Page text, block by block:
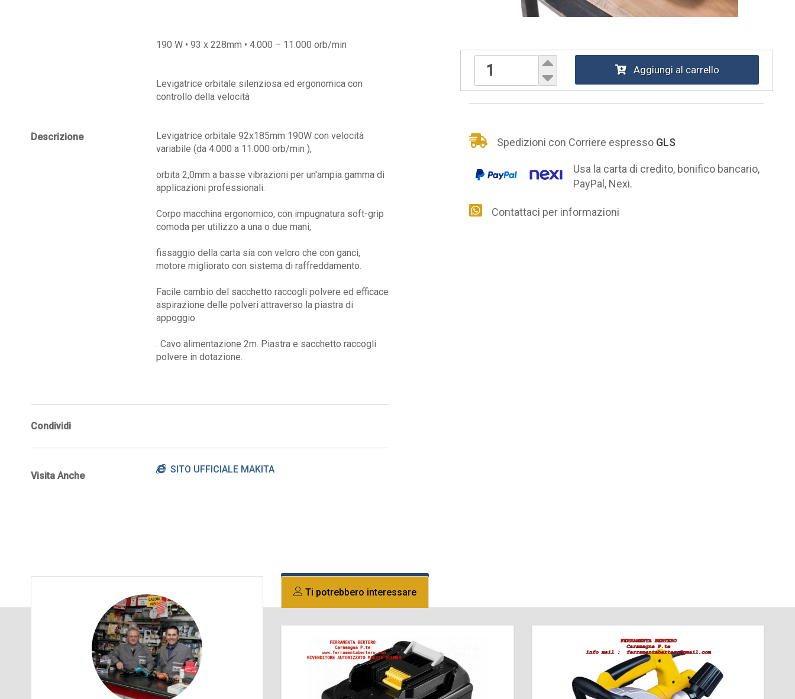
Descrizione
190 W • 93 x 228mm • 4.000 – 11.000 orb/min
Levigatrice orbitale silenziosa ed ergonomica con
controllo della velocità
Levigatrice orbitale 92x185mm 190W con velocità
variabile (da 4.000 a 11.000 orb/min ),
orbita 2,0mm a basse vibrazioni per un'ampia gamma di
applicazioni professionali.
Corpo macchina ergonomico, con impugnatura soft-grip
comoda per utilizzo a una o due mani,
fissaggio della carta sia con velcro che con ganci,
motore migliorato con sistema di raffreddamento.
Facile cambio del sacchetto raccogli polvere ed efficace
aspirazione delle polveri attraverso la piastra di
appoggio
. Cavo alimentazione 2m. Piastra e sacchetto raccogli
polvere in dotazione.
Condividi
Visita Anche
SITO UFFICIALE MAKITA
Aggiungi al carrello
Spedizioni con Corriere espresso GLS
Usa la carta di credito, bonifico bancario,
PayPal, Nexi.
Contattaci per informazioni
Ti potrebbero interessare